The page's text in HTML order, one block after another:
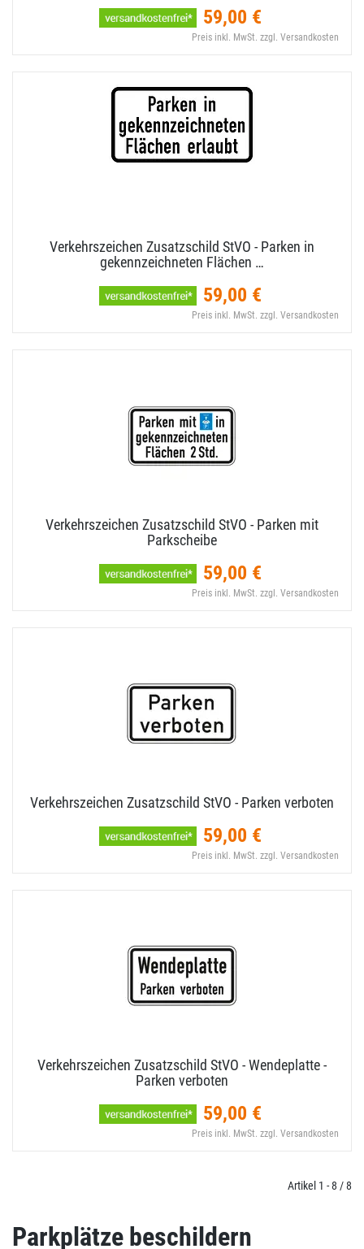
59,00 €
Preis inkl. MwSt. zzgl. Versandkosten
Verkehrszeichen Zusatzschild StVO - Parken in
gekennzeichneten Flächen …
59,00 €
Preis inkl. MwSt. zzgl. Versandkosten
Verkehrszeichen Zusatzschild StVO - Parken mit
Parkscheibe
59,00 €
Preis inkl. MwSt. zzgl. Versandkosten
Verkehrszeichen Zusatzschild StVO - Parken verboten
59,00 €
Preis inkl. MwSt. zzgl. Versandkosten
Verkehrszeichen Zusatzschild StVO - Wendeplatte -
Parken verboten
59,00 €
Preis inkl. MwSt. zzgl. Versandkosten
Artikel 1 - 8 / 8
Parkplätze beschildern